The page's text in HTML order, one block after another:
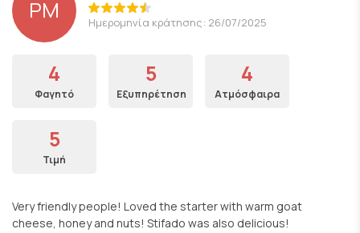
PM Ημερομηνία κράτησης: 26/07/2025
4
Φαγητό
5
Εξυπηρέτηση
4
Ατμόσφαιρα
5
Τιμή
Very friendly people! Loved the starter with warm goat
cheese, honey and nuts! Stifado was also delicious!